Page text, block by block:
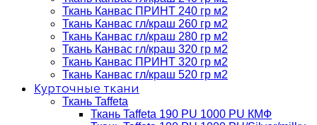
Ткань Канвас ПРИНТ 240 гр м2
Ткань Канвас гл/краш 260 гр м2
Ткань Канвас гл/краш 280 гр м2
Ткань Канвас гл/краш 320 гр м2
Ткань Канвас ПРИНТ 320 гр м2
Ткань Канвас гл/краш 520 гр м2
Курточные ткани
Ткань Taffeta
Ткань Taffeta 190 PU 1000 PU КМФ